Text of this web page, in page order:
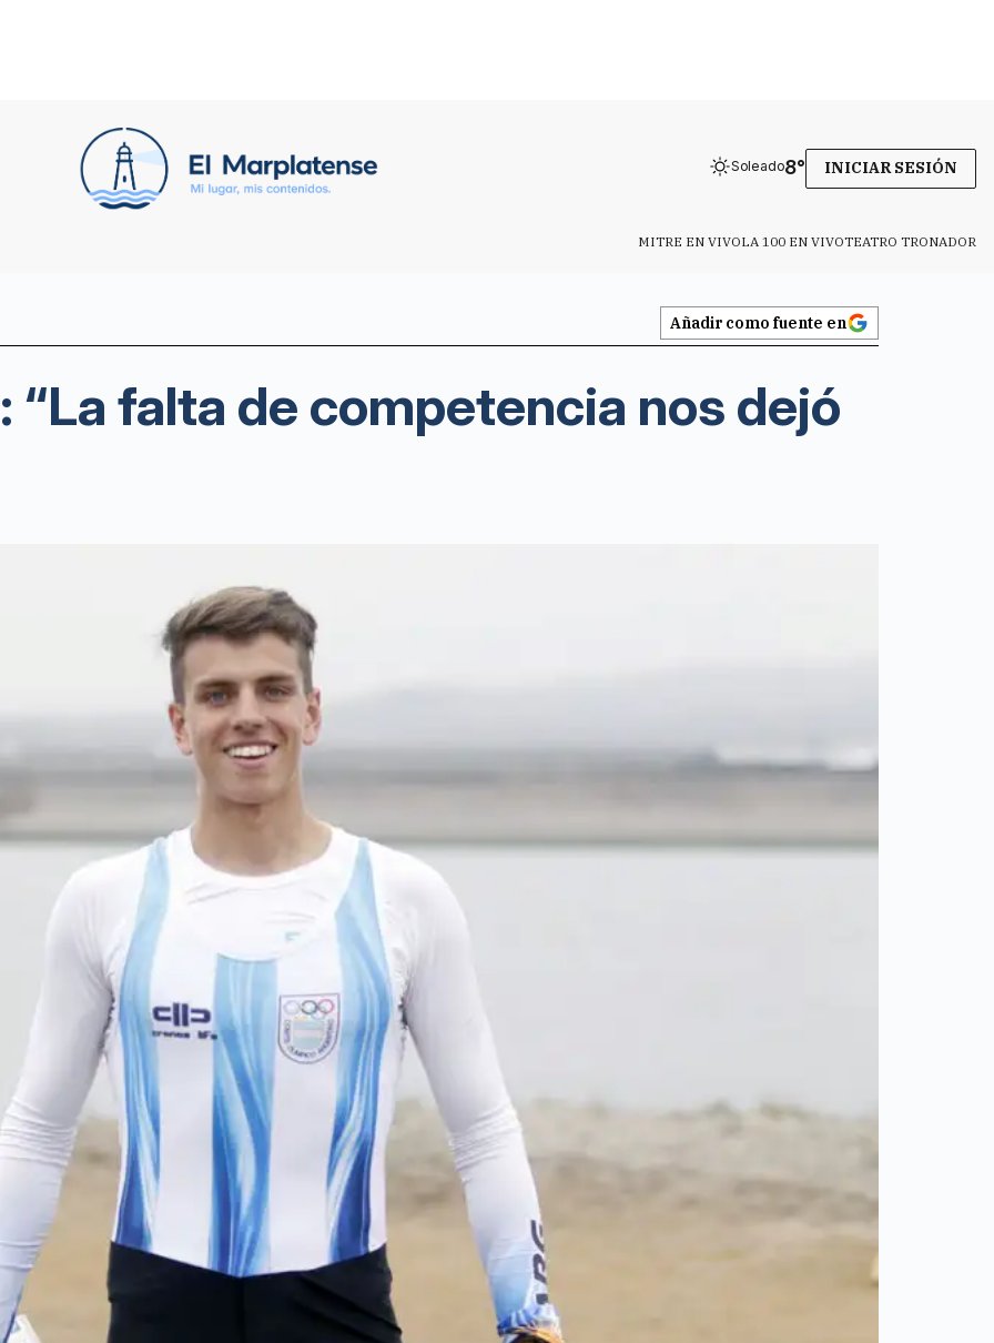
Soleado8° INICIAR SESIÓN
MITRE EN VIVOLA 100 EN VIVOTEATRO TRONADOR
Añadir como fuente en
“La falta de competencia nos dejó